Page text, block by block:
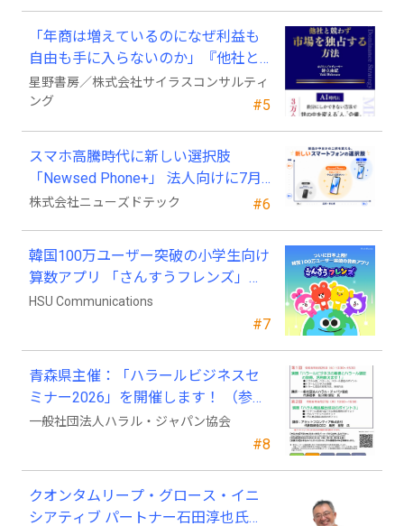
#5
「年商は増えているのになぜ利益も
自由も手に入らないのか」『他社と
競わず 市場を独占する方法』発売
星野書房／株式会社サイラスコンサルティ
ング
#6
スマホ高騰時代に新しい選択肢
「Newsed Phone+」 法人向けに7月
23日から販売開始
株式会社ニューズドテック
#7
韓国100万ユーザー突破の小学生向け
算数アプリ 「さんすうフレンズ」、
ついに日本上陸!
HSU Communications
#8
青森県主催：「ハラールビジネスセ
ミナー2026」を開催します！ （参加
費無料）
一般社団法人ハラル・ジャパン協会
クオンタムリープ・グロース・イニ
シアティブ パートナー石田淳也氏が